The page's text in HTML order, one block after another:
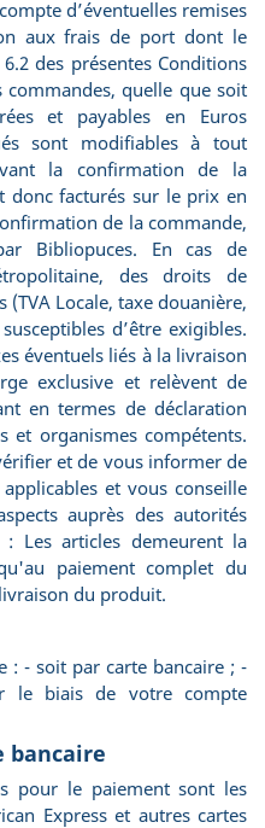
d’éventuelles remises
aux frais de port dont le
des présentes Conditions
commandes, quelle que soit
et payables en Euros
sont modifiables à tout
la confirmation de la
donc facturés sur le prix en
de la commande,
Bibliopuces. En cas de
des droits de
(TVA Locale, taxe douanière,
d’être exigibles.
éventuels liés à la livraison
exclusive et relèvent de
en termes de déclaration
et organismes compétents.
et de vous informer de
et vous conseille
auprès des autorités
: Les articles demeurent la
paiement complet du
du produit.
: - soit par carte bancaire ; -
le biais de votre compte
bancaire
pour le paiement sont les
Express et autres cartes